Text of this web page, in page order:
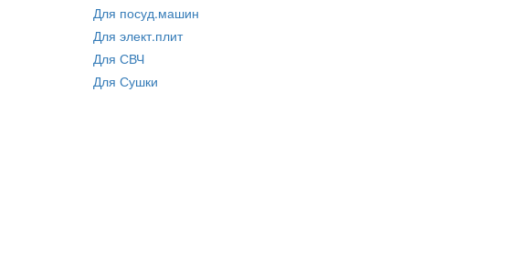
Для посуд.машин
Для элект.плит
Для СВЧ
Для Сушки